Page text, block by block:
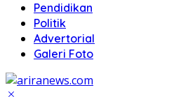
Pendidikan
Politik
Advertorial
Galeri Foto